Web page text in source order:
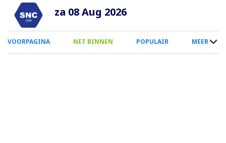
Overslaan
naar
inhoud
za 08 Aug 2026
0
Smartphone
VOORPAGINA NET BINNEN POPULAIR MEER